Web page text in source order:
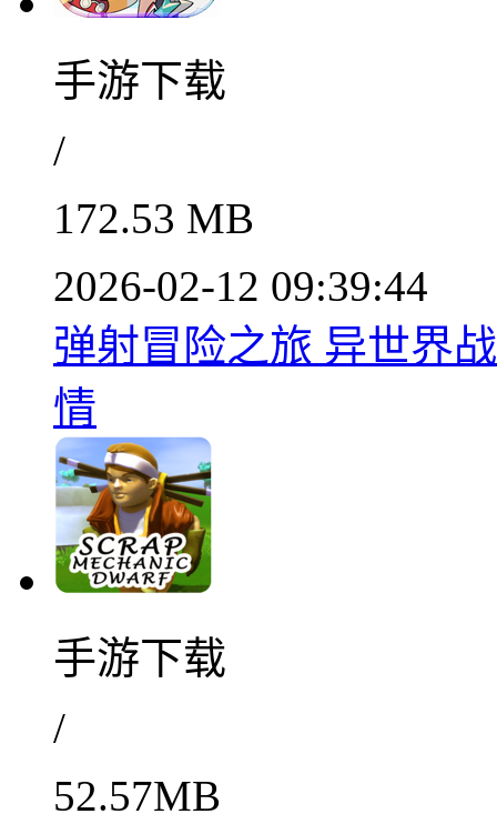
手游下载
/
172.53 MB
2026-02-12 09:39:44
弹射冒险之旅 异世界
情
手游下载
/
52.57MB